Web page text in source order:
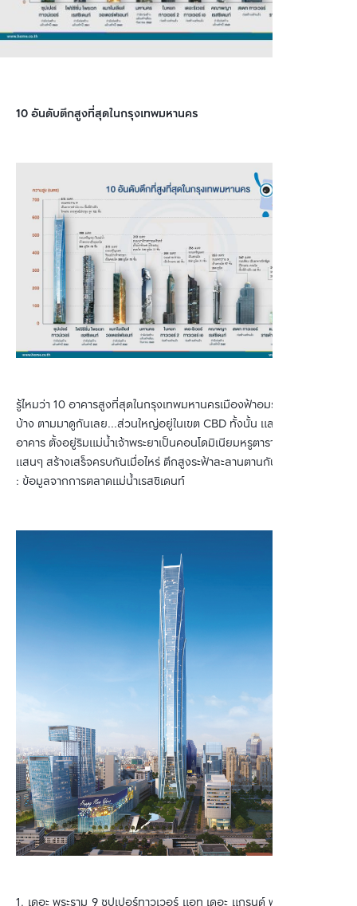
10 อันดับตึกสูงที่สุดในกรุงเทพมหานคร
รู้ไหมว่า 10 อาคารสูงที่สุดในกรุงเทพมหานครเมืองฟ้าอมรมีอาคารไหน
บ้าง ตามมาดูกันเลย...ส่วนใหญ่อยู่ในเขต CBD ทั้งนั้น และ 5 ใน 10
อาคาร ตั้งอยู่ริมแม่น้ำเจ้าพระยาเป็นคอนโดมิเนียมหรูตารางเมตรละเป็น
แสนๆ สร้างเสร็จครบกันเมื่อไหร่ ตึกสูงระฟ้าละลานตานกันแน่ๆ ...เครดิต
: ข้อมูลจากการตลาดแม่น้ำเรสซิเดนท์